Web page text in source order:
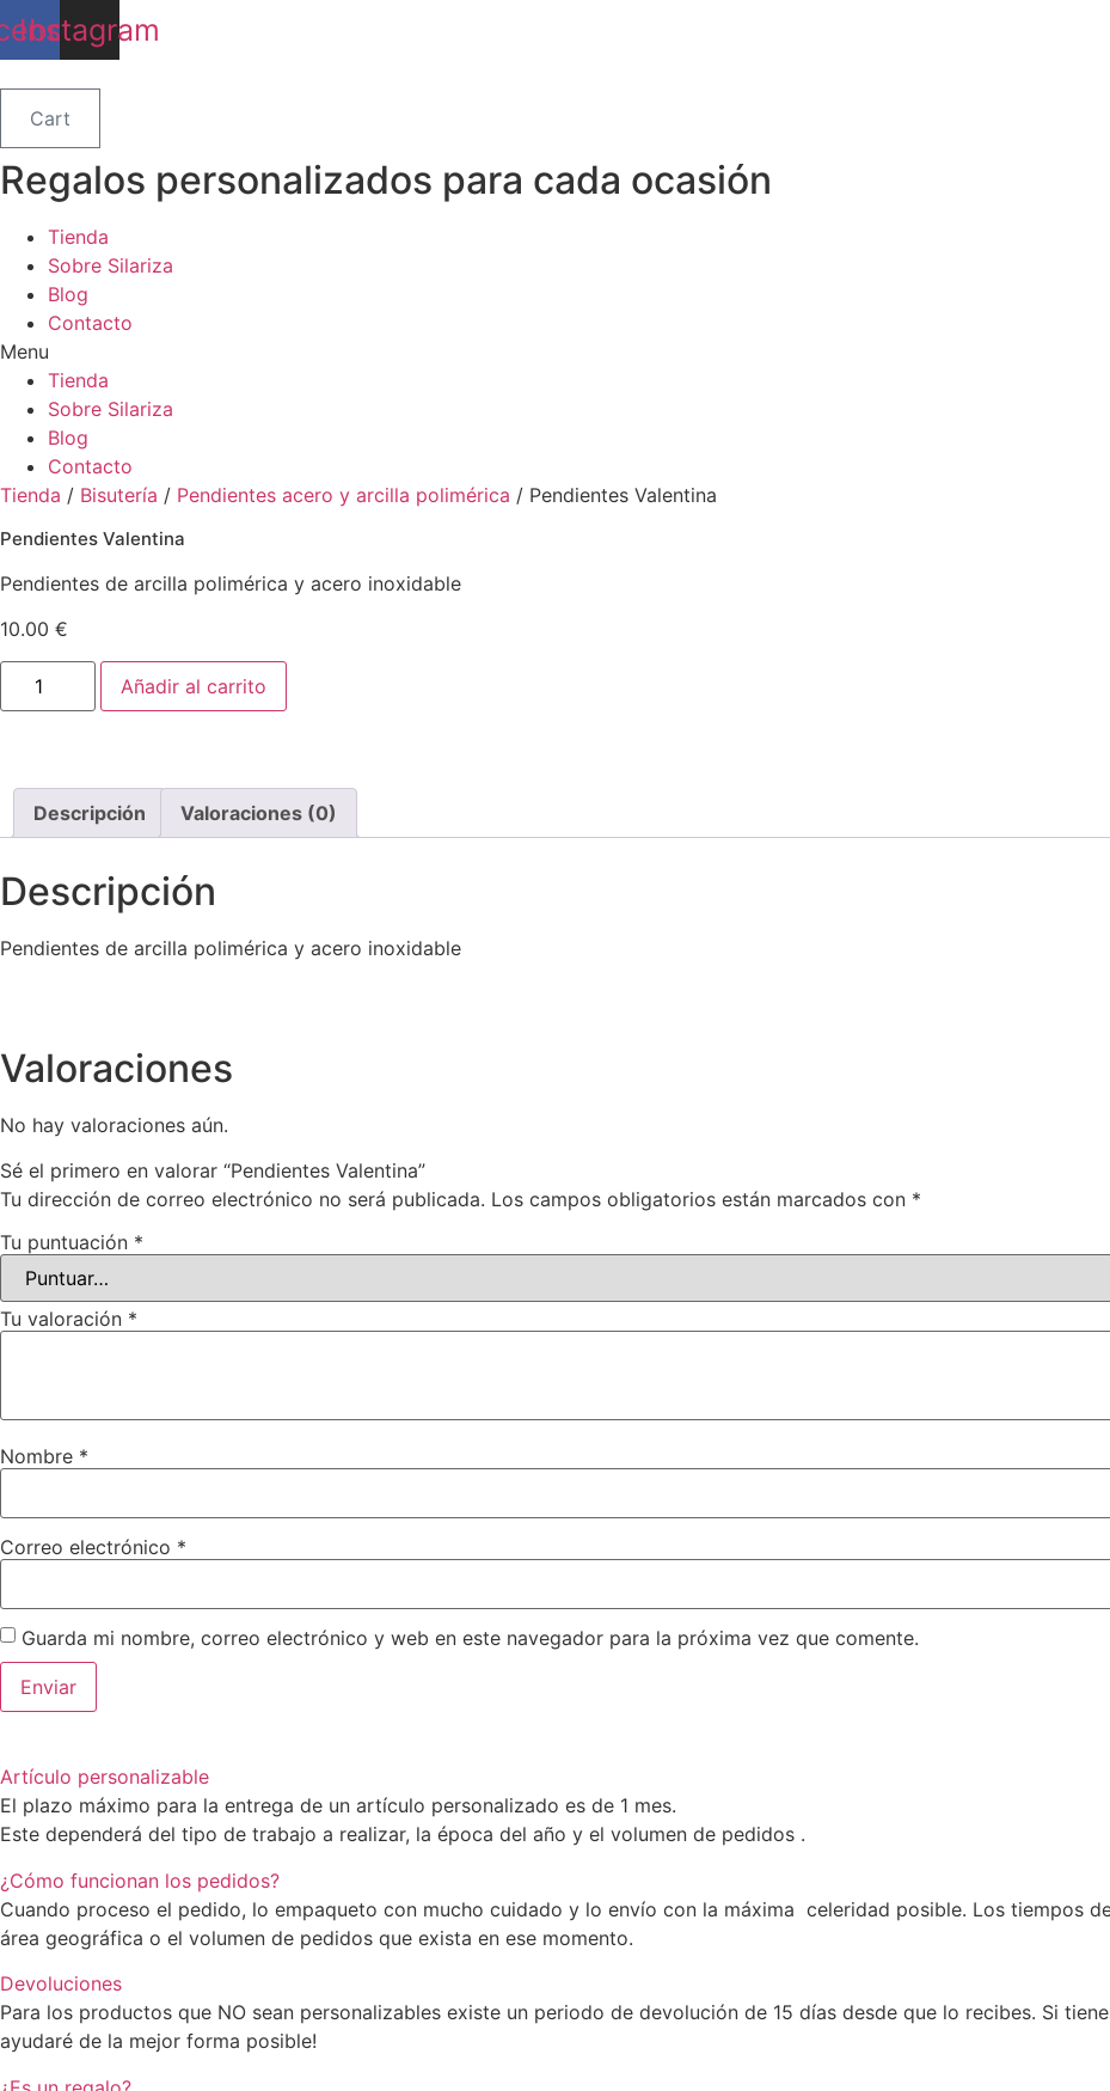
al Instagram
Cart
Regalos personalizados para cada ocasión
Tienda
Sobre Silariza
Blog
Contacto
Menu
Tienda
Sobre Silariza
Blog
Contacto
Tienda / Bisutería / Pendientes acero y arcilla polimérica / Pendientes Valentina
Pendientes Valentina
Pendientes de arcilla polimérica y acero inoxidable
10.00 €
Pendientes
Valentina
cantidad
Añadir al carrito
Descripción Valoraciones (0)
Descripción
Pendientes de arcilla polimérica y acero inoxidable
Valoraciones
No hay valoraciones aún.
Sé el primero en valorar “Pendientes Valentina”
Tu dirección de correo electrónico no será publicada. Los campos obligatorios están marcados con *
Tu puntuación *
Tu valoración *
Nombre *
Correo electrónico *
Guarda mi nombre, correo electrónico y web en este navegador para la próxima vez que comente.
Artículo personalizable
El plazo máximo para la entrega de un artículo personalizado es de 1 mes.
Este dependerá del tipo de trabajo a realizar, la época del año y el volumen de pedidos .
¿Cómo funcionan los pedidos?
Cuando proceso el pedido, lo empaqueto con mucho cuidado y lo envío con la máxima celeridad posible. Los tiempos
área geográfica o el volumen de pedidos que exista en ese momento.
Devoluciones
Para los productos que NO sean personalizables existe un periodo de devolución de 15 días desde que lo recibes. Si
ayudaré de la mejor forma posible!